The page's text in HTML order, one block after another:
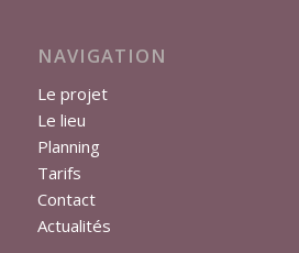
NAVIGATION
Le projet
Le lieu
Planning
Tarifs
Contact
Actualités